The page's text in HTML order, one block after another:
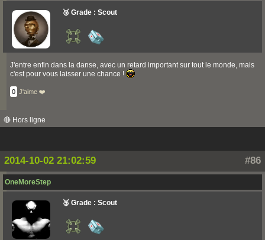
🥉 Grade : Scout
J'entre enfin dans la danse, avec un retard important sur tout le monde, mais
c'est pour vous laisser une chance !
0 J'aime ❤️
🔴 Hors ligne
#86
2014-10-02 21:02:59
OneMoreStep
🥉 Grade : Scout